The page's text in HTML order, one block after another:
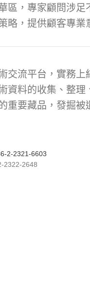
區，專家顧問涉
略，提供顧客專業
交流平台，實務
資料的收集、整
重要藏品，發掘
2-2321-6603
2322-2648